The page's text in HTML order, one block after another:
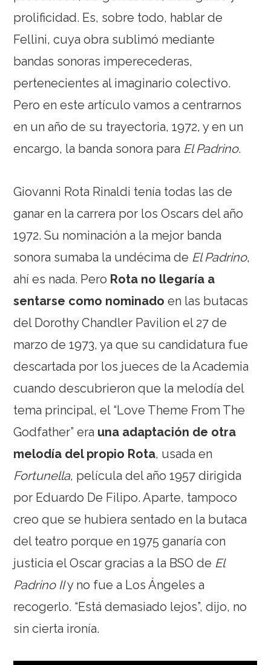
prolificidad. Es, sobre todo, hablar de
Fellini, cuya obra sublimó mediante
bandas sonoras imperecederas,
pertenecientes al imaginario colectivo.
Pero en este artículo vamos a centrarnos
en un año de su trayectoria, 1972, y en un
encargo, la banda sonora para El Padrino.
Giovanni Rota Rinaldi tenía todas las de
ganar en la carrera por los Oscars del año
1972. Su nominación a la mejor banda
sonora sumaba la undécima de El Padrino,
ahí es nada. Pero Rota no llegaría a
sentarse como nominado en las butacas
del Dorothy Chandler Pavilion el 27 de
marzo de 1973, ya que su candidatura fue
descartada por los jueces de la Academia
cuando descubrieron que la melodía del
tema principal, el “Love Theme From The
Godfather” era una adaptación de otra
melodía del propio Rota, usada en
Fortunella, película del año 1957 dirigida
por Eduardo De Filipo. Aparte, tampoco
creo que se hubiera sentado en la butaca
del teatro porque en 1975 ganaría con
justicia el Oscar gracias a la BSO de El
Padrino IIy no fue a Los Ángeles a
recogerlo. “Está demasiado lejos”, dijo, no
sin cierta ironía.